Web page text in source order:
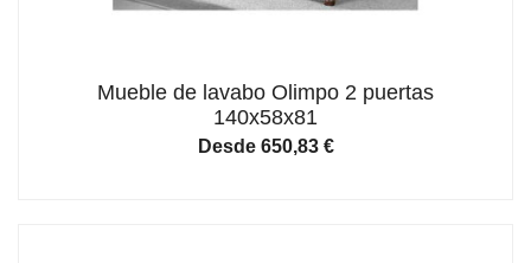
Mueble de lavabo Olimpo 2 puertas
140x58x81
Desde 650,83 €